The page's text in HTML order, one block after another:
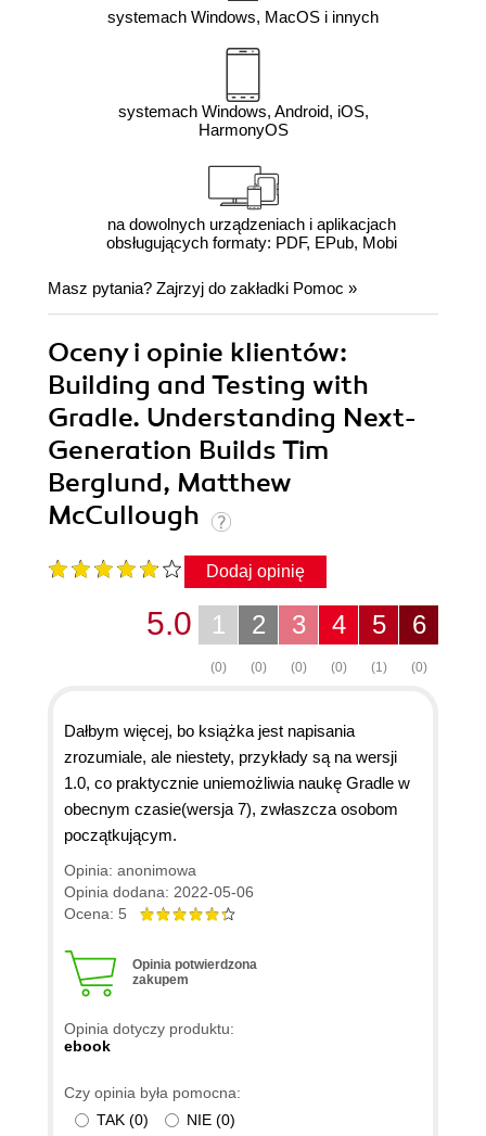
systemach Windows, MacOS i innych
systemach Windows, Android, iOS,
HarmonyOS
na dowolnych urządzeniach i aplikacjach
obsługujących formaty: PDF, EPub, Mobi
Masz pytania? Zajrzyj do zakładki Pomoc »
Oceny i opinie klientów:
Building and Testing with
Gradle. Understanding Next-
Generation Builds Tim
Berglund, Matthew
McCullough
Dodaj opinię
6
(0)
5
(1)
4
(0)
3
(0)
2
(0)
1
(0)
5.0
Dałbym więcej, bo książka jest napisania
zrozumiale, ale niestety, przykłady są na wersji
1.0, co praktycznie uniemożliwia naukę Gradle w
obecnym czasie(wersja 7), zwłaszcza osobom
początkującym.
Opinia: anonimowa
Opinia dodana: 2022-05-06
Ocena: 5
Opinia potwierdzona
zakupem
Opinia dotyczy produktu:
ebook
Czy opinia była pomocna:
TAK (0) NIE (0)